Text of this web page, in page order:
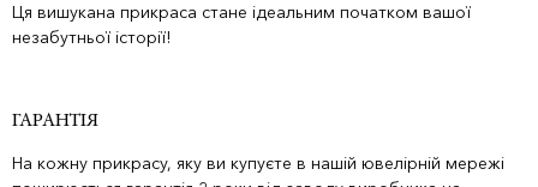
Ця вишукана прикраса стане ідеальним початком вашої
незабутньої історії!
ГАРАНТІЯ
На кожну прикрасу, яку ви купуєте в нашій ювелірній мережі